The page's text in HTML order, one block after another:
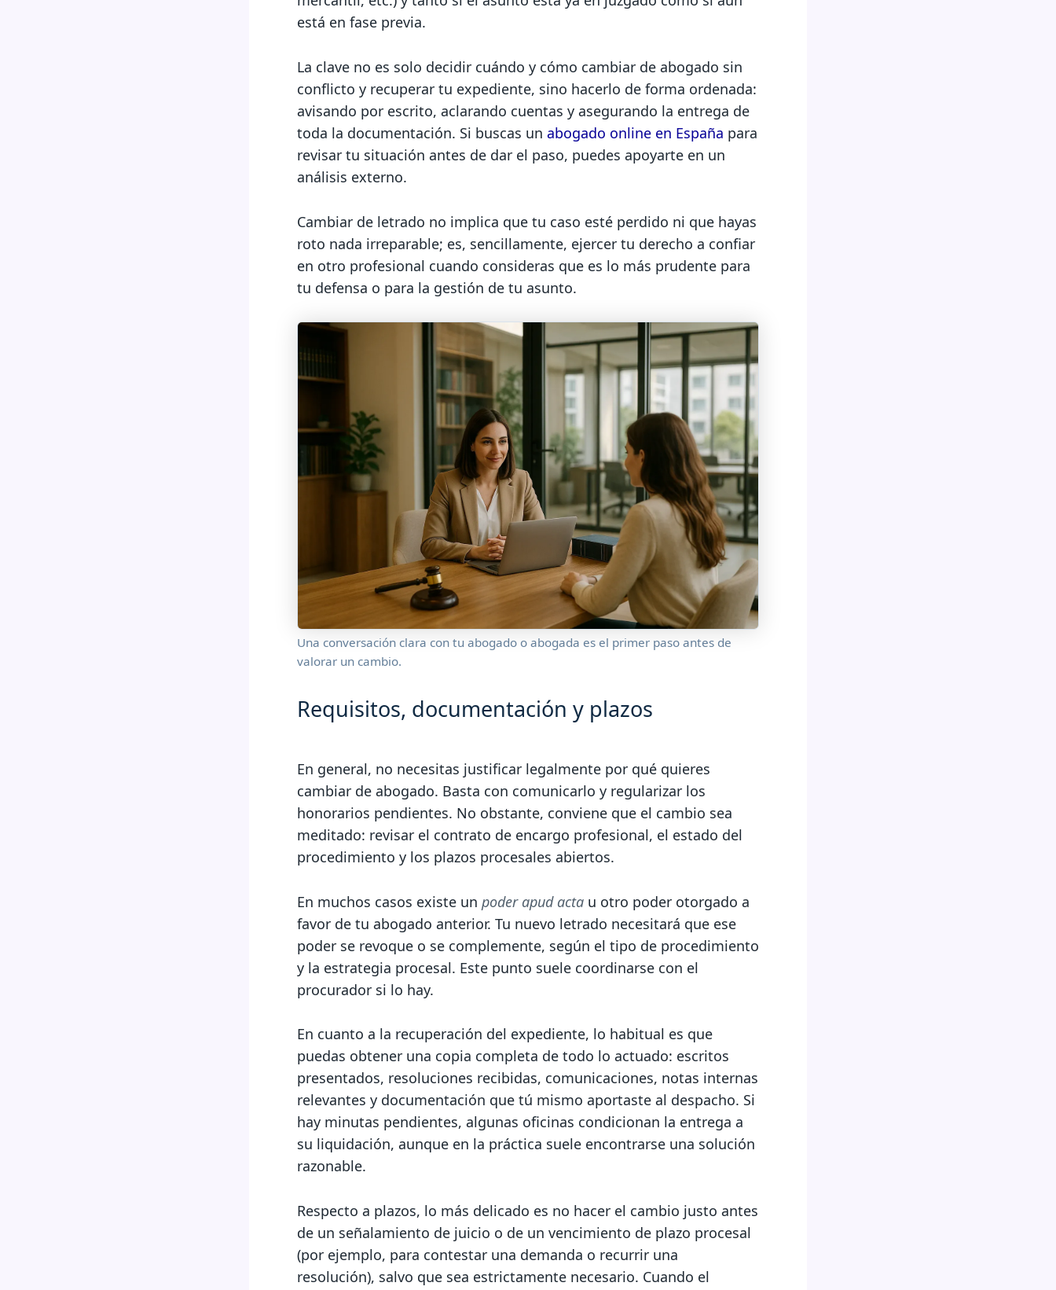
está en fase previa.
La clave no es solo decidir cuándo y cómo cambiar de abogado sin
conflicto y recuperar tu expediente, sino hacerlo de forma ordenada:
avisando por escrito, aclarando cuentas y asegurando la entrega de
toda la documentación. Si buscas un abogado online en España para
revisar tu situación antes de dar el paso, puedes apoyarte en un
análisis externo.
Cambiar de letrado no implica que tu caso esté perdido ni que hayas
roto nada irreparable; es, sencillamente, ejercer tu derecho a confiar
en otro profesional cuando consideras que es lo más prudente para
tu defensa o para la gestión de tu asunto.
Una conversación clara con tu abogado o abogada es el primer paso antes de
valorar un cambio.
Requisitos, documentación y plazos
En general, no necesitas justificar legalmente por qué quieres
cambiar de abogado. Basta con comunicarlo y regularizar los
honorarios pendientes. No obstante, conviene que el cambio sea
meditado: revisar el contrato de encargo profesional, el estado del
procedimiento y los plazos procesales abiertos.
En muchos casos existe un poder apud acta u otro poder otorgado a
favor de tu abogado anterior. Tu nuevo letrado necesitará que ese
poder se revoque o se complemente, según el tipo de procedimiento
y la estrategia procesal. Este punto suele coordinarse con el
procurador si lo hay.
En cuanto a la recuperación del expediente, lo habitual es que
puedas obtener una copia completa de todo lo actuado: escritos
presentados, resoluciones recibidas, comunicaciones, notas internas
relevantes y documentación que tú mismo aportaste al despacho. Si
hay minutas pendientes, algunas oficinas condicionan la entrega a
su liquidación, aunque en la práctica suele encontrarse una solución
razonable.
Respecto a plazos, lo más delicado es no hacer el cambio justo antes
de un señalamiento de juicio o de un vencimiento de plazo procesal
(por ejemplo, para contestar una demanda o recurrir una
resolución), salvo que sea estrictamente necesario. Cuando el